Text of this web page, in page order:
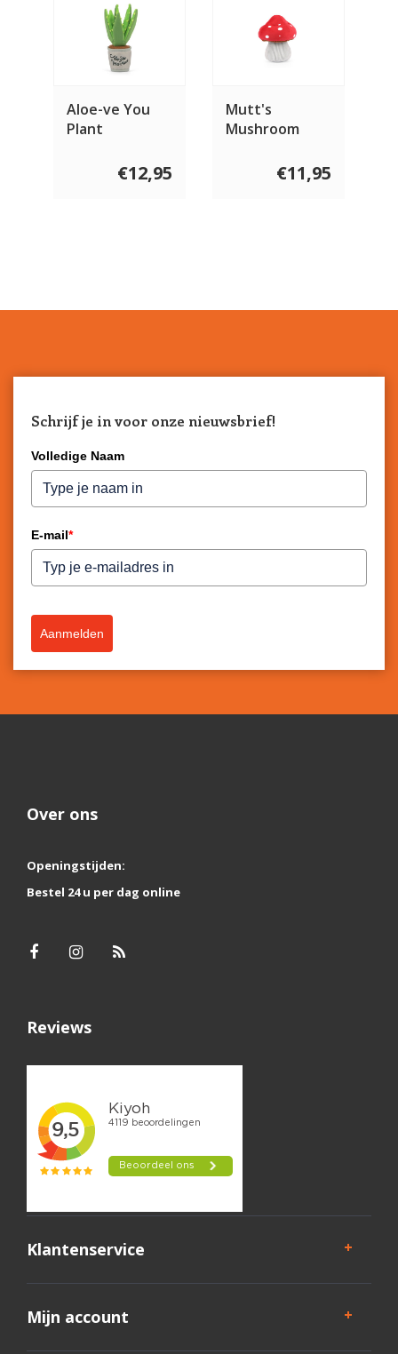
Aloe-ve You
Plant
€12,95
Mutt's
Mushroom
€11,95
Schrijf je in voor onze nieuwsbrief!
Volledige Naam
E-mail*
Aanmelden
Over ons
Openingstijden:
Bestel 24 u per dag online
Reviews
Klantenservice
Mijn account